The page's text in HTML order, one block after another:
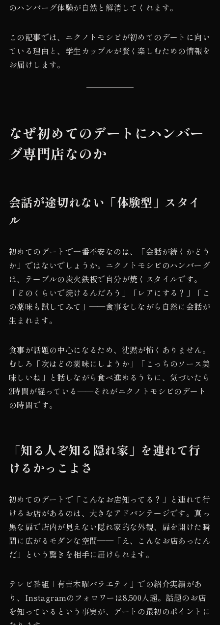
のハンバーグ体験が自然と解消してくれます。
この記事では、ニクノトモシビが初めてのデートに向い
ている理由と、学生カップルが賢く楽しむための情報を
お届けします。
なぜ初めてのデートにハンバー
グ専門店なのか
会話が途切れない「体験型」スタイ
ル
初めてのデートで一番不安なのは、「会話が続くかどう
か」ではないでしょうか。ニクノトモシビのハンバーグ
は、テーブルの炭火鉄板で自分が焼くスタイルです。
「どのくらいで焼けるんだろう」「レアにする？」「こ
の薬味も試してみて」——食事をしながら自然に会話が
生まれます。
食事が話題の中心になるため、沈黙が怖くありません。
むしろ「次はどの薬味にしようか」「こっちのソース美
味しいね」と話しながら食べ進めるうちに、気づいたら
2時間が経っている——それがニクノトモシビのデート
の時間です。
「知る人ぞ知る隠れ家」を連れて行
けるかっこよさ
初めてのデートで「こんなお店知ってる？」と連れて行
けるお店があるのは、大きなアドバンテージです。真っ
黒な扉で店内が見えない隠れ家的な外観、扉を開けた瞬
間に広がるモダンな空間——「え、こんなお店あったん
だ」という驚きを相手に届けられます。
テレビ番組「有吉木曜バラエティ」での紹介実績があ
り、Instagramのフォロワーは8,500人超。話題のお店
を知っているという事実が、デートの最初のポイントに